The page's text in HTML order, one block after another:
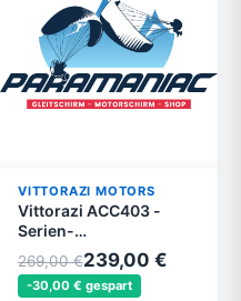
VITTORAZI MOTORS
Vittorazi ACC403 -
Serien-
Verbindungsmodul für
EFI-Batterien - Moster
185 EFI
269,00 €239,00 €
-30,00 € gespart